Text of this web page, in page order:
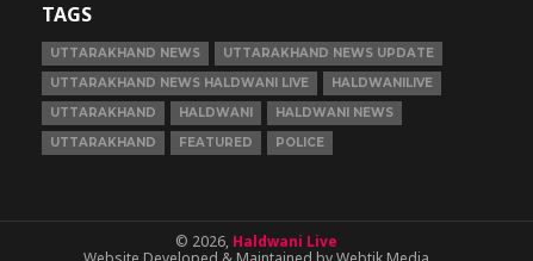
TAGS
UTTARAKHAND NEWS
UTTARAKHAND NEWS UPDATE
UTTARAKHAND NEWS HALDWANI LIVE
HALDWANILIVE
UTTARAKHAND
HALDWANI
HALDWANI NEWS
UTTARAKHAND
FEATURED POLICE
© 2026, Haldwani Live